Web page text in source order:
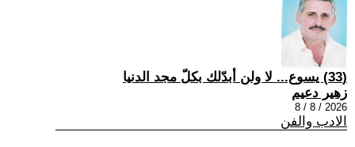
(33) يسوع... لا ولن أبدّلك بكلّ مجد الدنيا
زهير دعيم
2026 / 8 / 8
الادب والفن